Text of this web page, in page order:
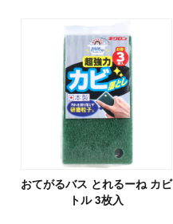
おてがるバス とれるーね カビ
トル 3枚入